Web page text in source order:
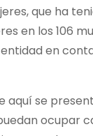
que ha
en los 106
en
aquí se
ocupar